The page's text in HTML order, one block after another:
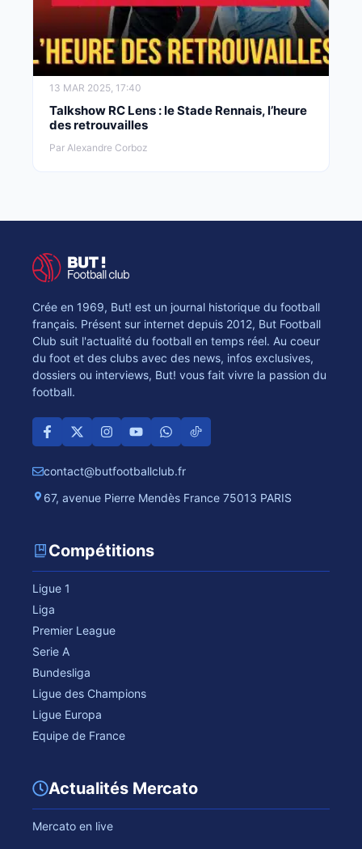
13 MAR 2025, 17:40
Talkshow RC Lens : le Stade Rennais, l’heure
des retrouvailles
Par Alexandre Corboz
Crée en 1969, But! est un journal historique du football
français. Présent sur internet depuis 2012, But Football
Club suit l'actualité du football en temps réel. Au coeur
du foot et des clubs avec des news, infos exclusives,
dossiers ou interviews, But! vous fait vivre la passion du
football.
contact@butfootballclub.fr
67, avenue Pierre Mendès France 75013 PARIS
Compétitions
Ligue 1
Liga
Premier League
Serie A
Bundesliga
Ligue des Champions
Ligue Europa
Equipe de France
Actualités Mercato
Mercato en live